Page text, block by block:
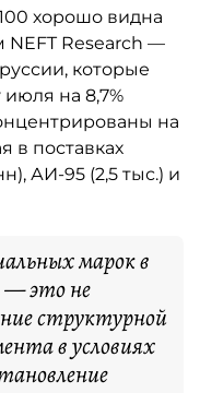
хорошо видна
Research —
которые
на 8,7%
на
в поставках
АИ-95 (2,5 тыс.) и
марок в
— это не
структурной
в условиях